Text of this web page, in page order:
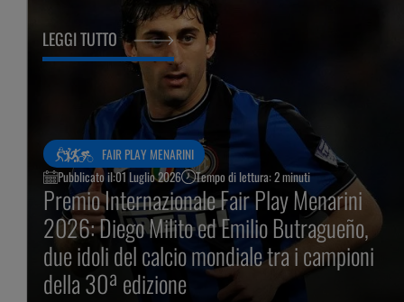
FAIR PLAY MENARINI
Pubblicato il:01 Luglio 2026 Tempo di lettura: 2 minuti
Premio Internazionale Fair Play Menarini
2026: Diego Milito ed Emilio Butragueño,
due idoli del calcio mondiale tra i campioni
della 30ª edizione
LEGGI TUTTO